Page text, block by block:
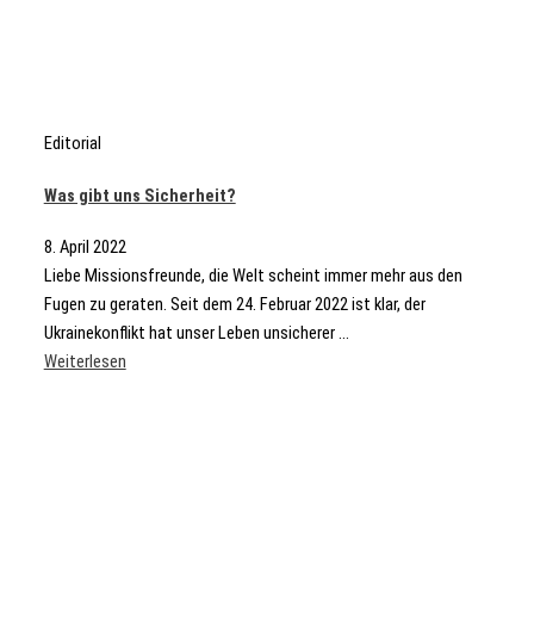
Editorial
Was gibt uns Sicherheit?
8. April 2022
Liebe Missionsfreunde, die Welt scheint immer mehr aus den
Fugen zu geraten. Seit dem 24. Februar 2022 ist klar, der
Ukrainekonflikt hat unser Leben unsicherer ...
Weiterlesen